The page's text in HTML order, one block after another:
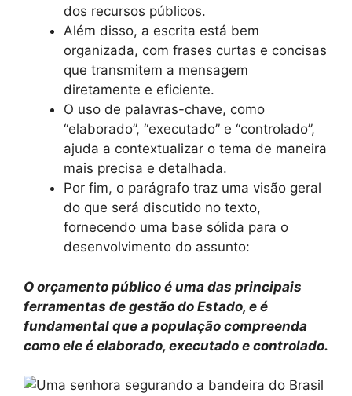
dos recursos públicos.
Além disso, a escrita está bem
organizada, com frases curtas e concisas
que transmitem a mensagem
diretamente e eficiente.
O uso de palavras-chave, como
“elaborado”, “executado” e “controlado”,
ajuda a contextualizar o tema de maneira
mais precisa e detalhada.
Por fim, o parágrafo traz uma visão geral
do que será discutido no texto,
fornecendo uma base sólida para o
desenvolvimento do assunto:
O orçamento público é uma das principais
ferramentas de gestão do Estado, e é
fundamental que a população compreenda
como ele é elaborado, executado e controlado.